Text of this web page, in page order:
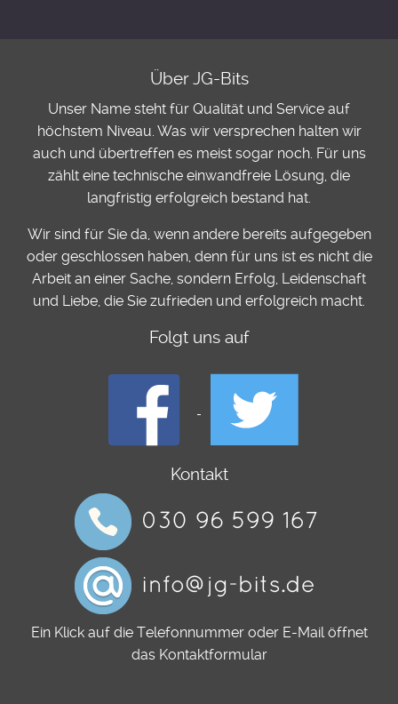
Über JG-Bits
Unser Name steht für Qualität und Service auf
höchstem Niveau. Was wir versprechen halten wir
auch und übertreffen es meist sogar noch. Für uns
zählt eine technische einwandfreie Lösung, die
langfristig erfolgreich bestand hat.
Wir sind für Sie da, wenn andere bereits aufgegeben
oder geschlossen haben, denn für uns ist es nicht die
Arbeit an einer Sache, sondern Erfolg, Leidenschaft
und Liebe, die Sie zufrieden und erfolgreich macht.
Folgt uns auf
Kontakt
Ein Klick auf die Telefonnummer oder E-Mail öffnet
das Kontaktformular